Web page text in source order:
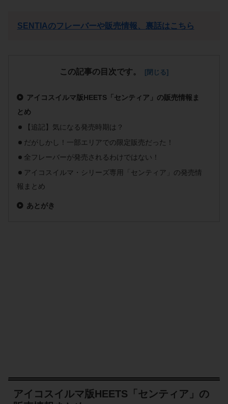
SENTIAのフレーバーや販売情報、裏話はこちら
この記事の目次です。
アイコスイルマ版HEETS「センティア」の販売情報ま
とめ
【追記】気になる発売時期は？
だがしかし！一部エリアでの限定販売だった！
全フレーバーが発売されるわけではない！
アイコスイルマ・シリーズ専用「センティア」の発売情
報まとめ
あとがき
アイコスイルマ版HEETS「センティア」の